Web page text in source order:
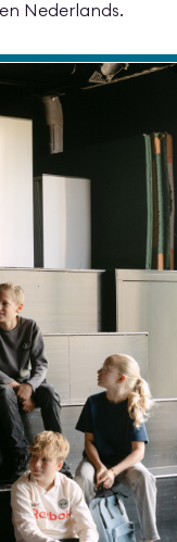
Nederlands.